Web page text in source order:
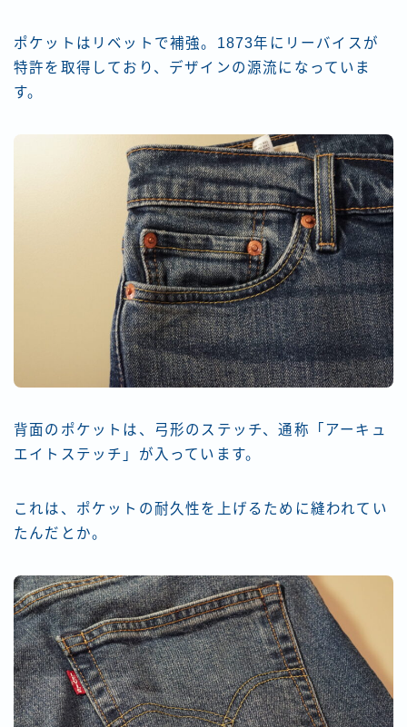
ポケットはリベットで補強。1873年にリーバイスが
特許を取得しており、デザインの源流になっていま
す。
背面のポケットは、弓形のステッチ、通称「アーキュ
エイトステッチ」が入っています。
これは、ポケットの耐久性を上げるために縫われてい
たんだとか。